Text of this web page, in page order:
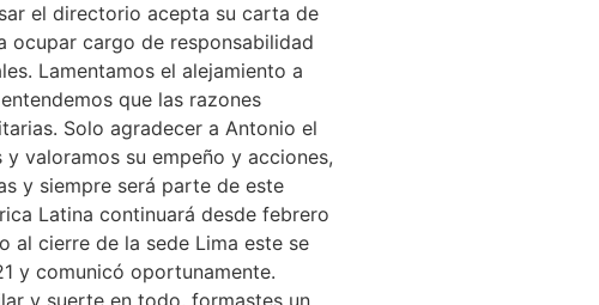
el directorio acepta su carta de
ocupar cargo de responsabilidad
Lamentamos el alejamiento a
que las razones
Solo agradecer a Antonio el
valoramos su empeño y acciones,
y siempre será parte de este
Latina continuará desde febrero
al cierre de la sede Lima este se
y comunicó oportunamente.
y suerte en todo, formastes un